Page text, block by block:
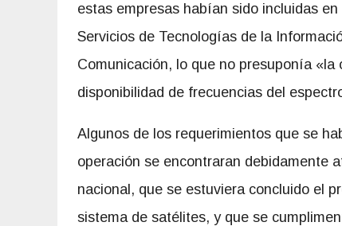
estas empresas habían sido incluidas
Servicios de Tecnologías de la
Comunicación, lo que no presuponía
disponibilidad de frecuencias del
Algunos de los requerimientos que se
operación se encontraran debidamente
nacional, que se estuviera concluido el
sistema de satélites, y que se